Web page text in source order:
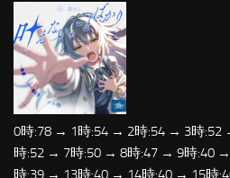
0時:78 → 1時:54 → 2時:54 → 3時
時:52 → 7時:50 → 8時:47 → 9時:40
時:39 → 13時:40 → 14時:40 → 15時